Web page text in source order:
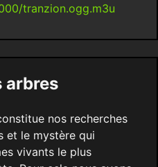
tranzion.ogg.m3u
arbres
nos recherches
et le mystère qui
vivants le plus